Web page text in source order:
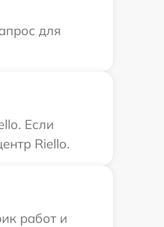
для
Если
Riello.
работ и